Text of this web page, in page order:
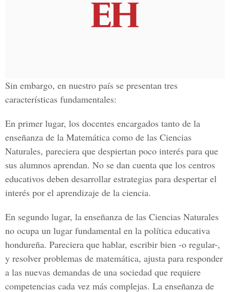
Sin embargo, en nuestro país se presentan tres
características fundamentales:
En primer lugar, los docentes encargados tanto de la
enseñanza de la Matemática como de las Ciencias
Naturales, pareciera que despiertan poco interés para que
sus alumnos aprendan. No se dan cuenta que los centros
educativos deben desarrollar estrategias para despertar el
interés por el aprendizaje de la ciencia.
En segundo lugar, la enseñanza de las Ciencias Naturales
no ocupa un lugar fundamental en la política educativa
hondureña. Pareciera que hablar, escribir bien -o regular-,
y resolver problemas de matemática, ajusta para responder
a las nuevas demandas de una sociedad que requiere
competencias cada vez más complejas. La enseñanza de